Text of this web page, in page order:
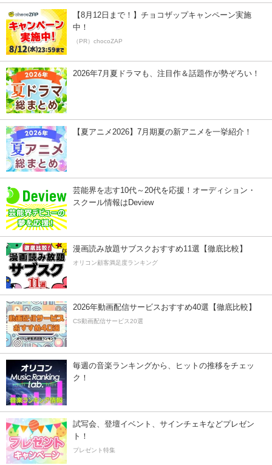
【8月12日まで！】チョコザップキャンペーン実施
中！
（PR）chocoZAP
2026年7月夏ドラマも、注目作＆話題作が勢ぞろい！
【夏アニメ2026】7月期夏の新アニメを一挙紹介！
芸能界を志す10代～20代を応援！オーディション・
スクール情報はDeview
漫画読み放題サブスクおすすめ11選【徹底比較】
オリコン顧客満足度ランキング
2026年動画配信サービスおすすめ40選【徹底比較】
CS動画配信サービス20選
毎週の音楽ランキングから、ヒットの推移をチェッ
ク！
試写会、登壇イベント、サインチェキなどプレゼン
ト！
プレゼント特集